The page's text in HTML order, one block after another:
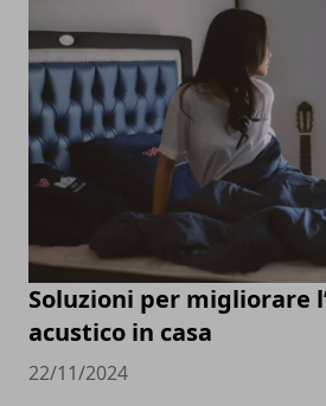
Soluzioni per migliorare
acustico in casa
22/11/2024